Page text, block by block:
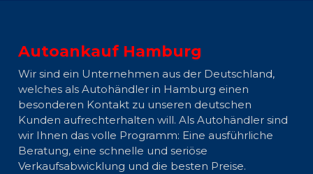
Autoankauf Hamburg
Wir sind ein Unternehmen aus der Deutschland,
welches als Autohändler in Hamburg einen
besonderen Kontakt zu unseren deutschen
Kunden aufrechterhalten will. Als Autohändler sind
wir Ihnen das volle Programm: Eine ausführliche
Beratung, eine schnelle und seriöse
Verkaufsabwicklung und die besten Preise.